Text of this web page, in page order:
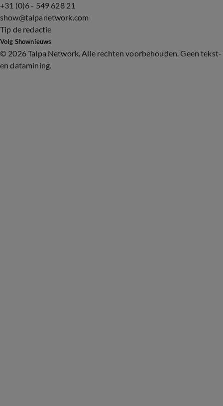
+31 (0)6 - 549 628 21
show@talpanetwork.com
Tip de redactie
Volg Shownieuws
© 2026 Talpa Network. Alle rechten voorbehouden. Geen tekst-
en datamining.